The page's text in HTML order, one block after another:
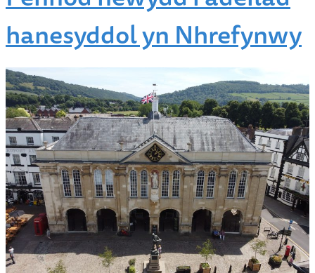
Pennod newydd i adeilad
hanesyddol yn Nhrefynwy